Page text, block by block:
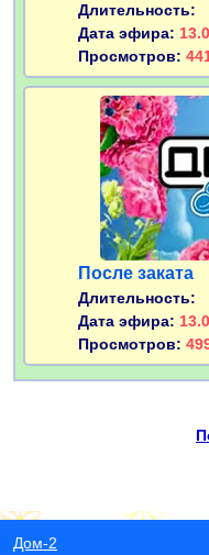
Длительность:
Дата эфира:
Просмотров:
После заката
Длительность:
Дата эфира:
Просмотров:
Дом-2